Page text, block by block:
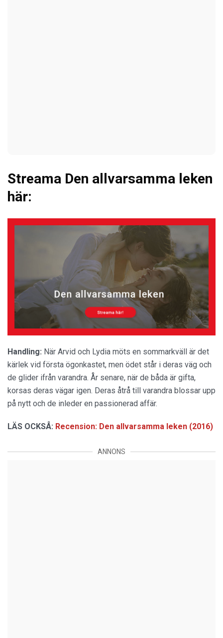
Streama Den allvarsamma leken
här:
Handling: När Arvid och Lydia möts en sommarkväll är det
kärlek vid första ögonkastet, men ödet står i deras väg och
de glider ifrån varandra. År senare, när de båda är gifta,
korsas deras vägar igen. Deras åtrå till varandra blossar upp
på nytt och de inleder en passionerad affär.
LÄS OCKSÅ: Recension: Den allvarsamma leken (2016)
ANNONS